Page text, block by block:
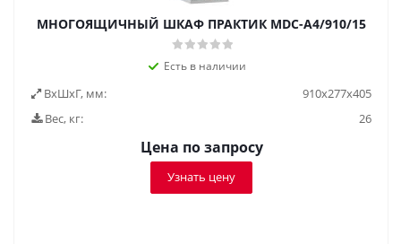
МНОГОЯЩИЧНЫЙ ШКАФ ПРАКТИК MDC-A4/910/15
Есть в наличии
ВxШxГ, мм:
910x277x405
Вес, кг:
26
Цена по запросу
Узнать цену